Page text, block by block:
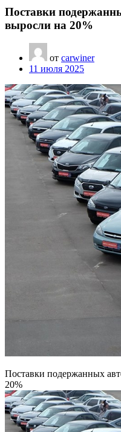
Поставки
выросли на 20%
от carwiner
11 июля 2025
Поставки подержанных
20%